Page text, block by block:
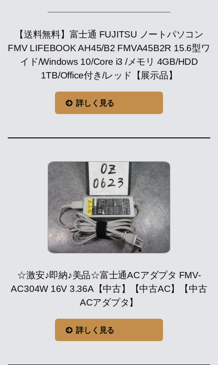
【送料無料】富士通 FUJITSU ノートパソコン
FMV LIFEBOOK AH45/B2 FMVA45B2R 15.6型ワ
イド/Windows 10/Core i3 /メモリ 4GB/HDD
1TB/Office付き/レッド【展示品】
詳しく見る
☆激安♪即納♪美品☆富士通ACアダプタ FMV-
AC304W 16V 3.36A【中古】【中古AC】【中古
ACアダプタ】
詳しく見る